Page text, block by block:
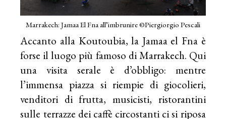
Marrakech: Jamaa El Fna all’imbrunire ©Piergiorgio Pescali
Accanto alla Koutoubia, la Jamaa el Fna è
forse il luogo più famoso di Marrakech. Qui
una visita serale è d’obbligo: mentre
l’immensa piazza si riempie di giocolieri,
venditori di frutta, musicisti, ristorantini
sulle terrazze dei caffè circostanti ci si riposa